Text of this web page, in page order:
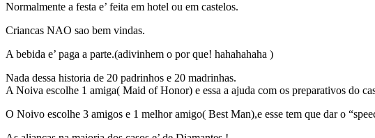
Normalmente a festa e’ feita em hotel ou em castelos.
Criancas NAO sao bem vindas.
A bebida e’ paga a parte.(adivinhem o por que! hahahahaha )
Nada dessa historia de 20 padrinhos e 20 madrinhas.
A Noiva escolhe 1 amiga( Maid of Honor) e essa a ajuda com os preparativos do
O Noivo escolhe 3 amigos e 1 melhor amigo( Best Man),e esse tem que dar o